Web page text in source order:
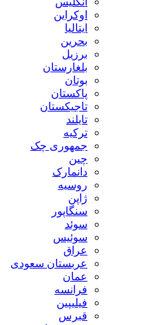
اوکراین
ایتالیا
بحرین
برزیل
بلغارستان
بوتان
پاکستان
تاجیکستان
تایلند
ترکیه
جمهوری چک
چین
دانمارک
روسیه
ژاپن
سنگاپور
سوئد
سوئیس
عراق
عربستان سعودی
عمان
فرانسه
فیلیپین
قبرس